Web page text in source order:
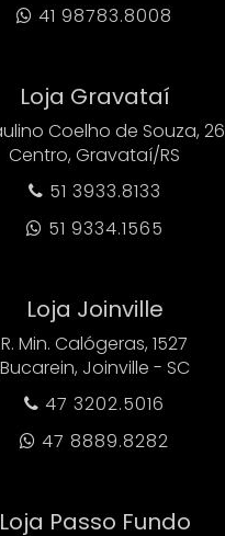
 41 98783.8008
Loja Gravataí
Coelho de Souza, 26
Centro, Gravataí/RS
 51 3933.8133
 51 9334.1565
Loja Joinville
R. Min. Calógeras, 1527
Bucarein, Joinville - SC
 47 3202.5016
 47 8889.8282
Loja Passo Fundo